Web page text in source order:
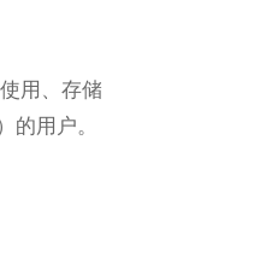
用、存储
的用户。